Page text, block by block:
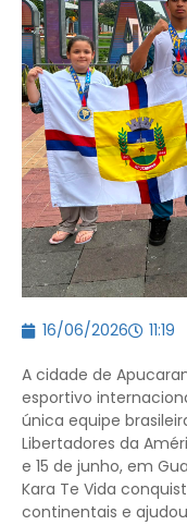
16/06/2026 11:19
A cidade de
esportivo
única equipe
Libertadores da
e 15 de junho, em
Kara Te Vida
continentais e